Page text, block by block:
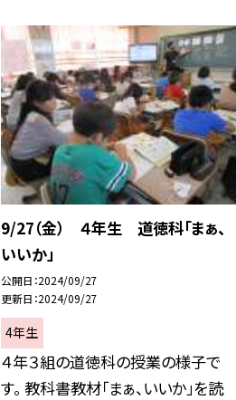
9/27（金） ４年生 道徳科「まぁ、
いいか」
公開日 2024/09/27
更新日 2024/09/27
4年生
４年３組の道徳科の授業の様子で
す。 教科書教材「まぁ、いいか」を読